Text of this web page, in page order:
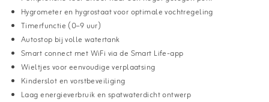
Hygrometer en hygrostaat voor optimale vochtregeling
Timerfunctie (0–9 uur)
Autostop bij volle watertank
Smart connect met WiFi via de Smart Life-app
Wieltjes voor eenvoudige verplaatsing
Kinderslot en vorstbeveiliging
Laag energieverbruik en spatwaterdicht ontwerp